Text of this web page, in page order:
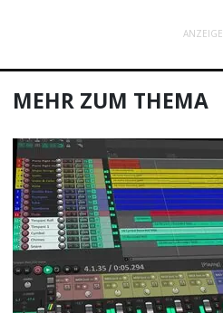
ANZEIGE
MEHR ZUM THEMA